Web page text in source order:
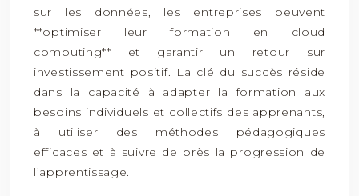
sur les données, les entreprises peuvent
**optimiser leur formation en cloud
computing** et garantir un retour sur
investissement positif. La clé du succès réside
dans la capacité à adapter la formation aux
besoins individuels et collectifs des apprenants,
à utiliser des méthodes pédagogiques
efficaces et à suivre de près la progression de
l’apprentissage.